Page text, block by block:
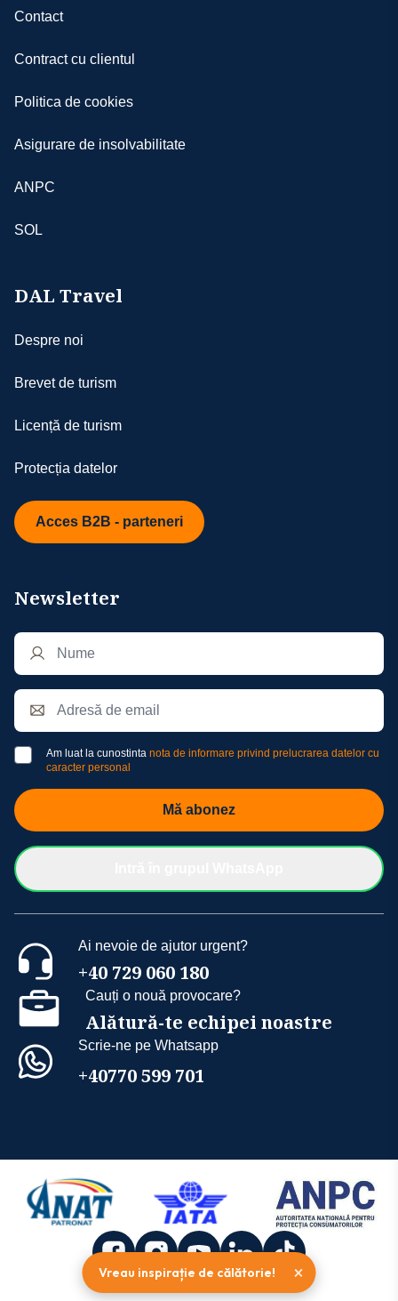
Contact
Contract cu clientul
Politica de cookies
Asigurare de insolvabilitate
ANPC
SOL
DAL Travel
Despre noi
Brevet de turism
Licență de turism
Protecția datelor
Acces B2B - parteneri
Newsletter
Am luat la cunostinta nota de informare privind prelucrarea datelor cu
caracter personal
Mă abonez
Ai nevoie de ajutor urgent?
+40 729 060 180
Cauți o nouă provocare?
Alătură-te echipei noastre
Scrie-ne pe Whatsapp
+40770 599 701
Vreau inspirație de călătorie! ×